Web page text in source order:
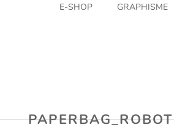
E-SHOP GRAPHISME
PAPERBAG_ROBOT